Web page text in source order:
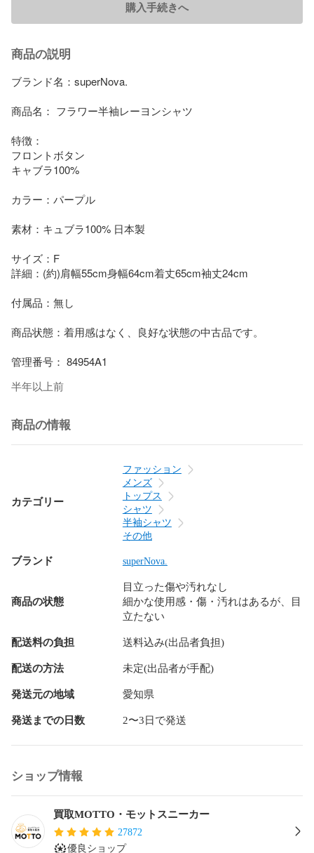
購入手続きへ
商品の説明
ブランド名：superNova.
商品名： フラワー半袖レーヨンシャツ
特徴：
フロントボタン
キャブラ100%
カラー：パープル
素材：キュブラ100% 日本製
サイズ：F
詳細：(約)肩幅55cm身幅64cm着丈65cm袖丈24cm
付属品：無し
商品状態：着用感はなく、良好な状態の中古品です。
管理番号： 84954A1
半年以上前
商品の情報
カテゴリー
ファッション
メンズ
トップス
シャツ
半袖シャツ
その他
ブランド superNova.
商品の状態
目立った傷や汚れなし
細かな使用感・傷・汚れはあるが、目
立たない
配送料の負担 送料込み(出品者負担)
配送の方法 未定(出品者が手配)
発送元の地域 愛知県
発送までの日数 2〜3日で発送
ショップ情報
買取MOTTO・モットスニーカー
27872
優良ショップ